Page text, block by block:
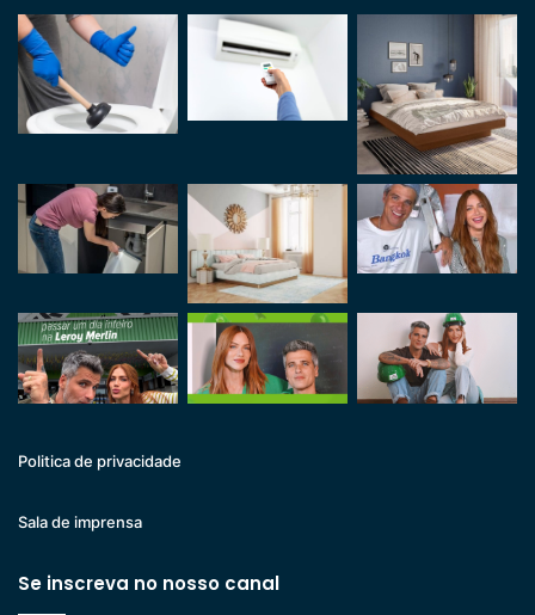
Politica de privacidade
Sala de imprensa
Se inscreva no nosso canal